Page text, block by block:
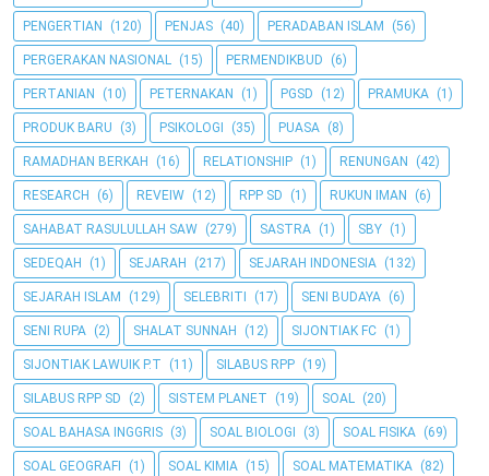
PENGERTIAN (120) PENJAS (40) PERADABAN ISLAM (56)
PERGERAKAN NASIONAL (15) PERMENDIKBUD (6)
PERTANIAN (10) PETERNAKAN (1) PGSD (12) PRAMUKA (1)
PRODUK BARU (3) PSIKOLOGI (35) PUASA (8)
RAMADHAN BERKAH (16) RELATIONSHIP (1) RENUNGAN (42)
RESEARCH (6) REVEIW (12) RPP SD (1) RUKUN IMAN (6)
SAHABAT RASULULLAH SAW (279) SASTRA (1) SBY (1)
SEDEQAH (1) SEJARAH (217) SEJARAH INDONESIA (132)
SEJARAH ISLAM (129) SELEBRITI (17) SENI BUDAYA (6)
SENI RUPA (2) SHALAT SUNNAH (12) SIJONTIAK FC (1)
SIJONTIAK LAWUIK P.T (11) SILABUS RPP (19)
SILABUS RPP SD (2) SISTEM PLANET (19) SOAL (20)
SOAL BAHASA INGGRIS (3) SOAL BIOLOGI (3) SOAL FISIKA (69)
SOAL GEOGRAFI (1) SOAL KIMIA (15) SOAL MATEMATIKA (82)